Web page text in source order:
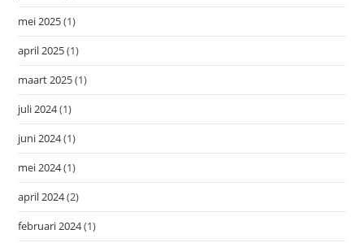
mei 2025(1)
april 2025(1)
maart 2025(1)
juli 2024(1)
juni 2024(1)
mei 2024(1)
april 2024(2)
februari 2024(1)